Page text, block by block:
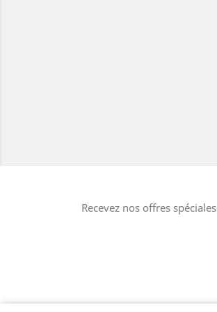
Recevez nos offres spéciales